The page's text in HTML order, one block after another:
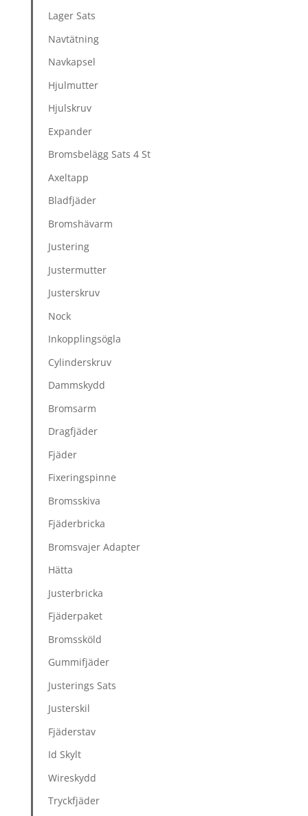
Lager Sats
Navtätning
Navkapsel
Hjulmutter
Hjulskruv
Expander
Bromsbelägg Sats 4 St
Axeltapp
Bladfjäder
Bromshävarm
Justering
Justermutter
Justerskruv
Nock
Inkopplingsögla
Cylinderskruv
Dammskydd
Bromsarm
Dragfjäder
Fjäder
Fixeringspinne
Bromsskiva
Fjäderbricka
Bromsvajer Adapter
Hätta
Justerbricka
Fjäderpaket
Bromssköld
Gummifjäder
Justerings Sats
Justerskil
Fjäderstav
Id Skylt
Wireskydd
Tryckfjäder